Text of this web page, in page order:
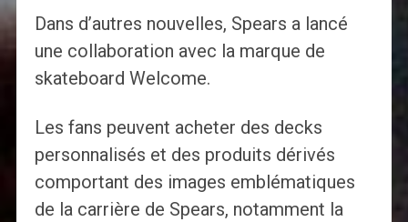
Dans d’autres nouvelles, Spears a lancé
une collaboration avec la marque de
skateboard Welcome.
Les fans peuvent acheter des decks
personnalisés et des produits dérivés
comportant des images emblématiques
de la carrière de Spears, notamment la